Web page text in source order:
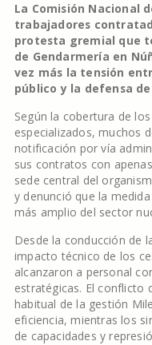
La Comisión Nacional
trabajadores
protesta gremial que
de Gendarmería en
vez más la tensión
público y la defensa
Según la cobertura de
especializados, muchos
notificación por vía
sus contratos con
sede central del
y denunció que la
más amplio del sector
Desde la conducción de
impacto técnico de los
alcanzaron a personal
estratégicas. El conflicto
habitual de la gestión
eficiencia, mientras los
de capacidades y